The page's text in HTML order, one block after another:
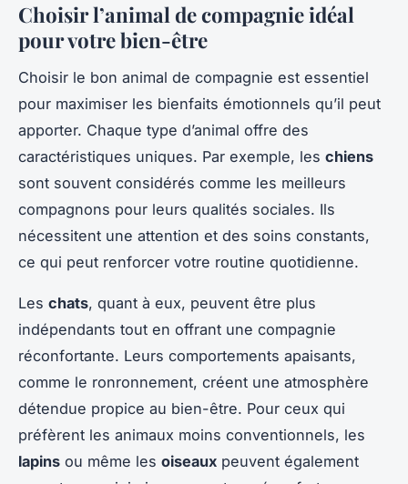
Choisir l’animal de compagnie idéal
pour votre bien-être
Choisir le bon animal de compagnie est essentiel
pour maximiser les bienfaits émotionnels qu’il peut
apporter. Chaque type d’animal offre des
caractéristiques uniques. Par exemple, les chiens
sont souvent considérés comme les meilleurs
compagnons pour leurs qualités sociales. Ils
nécessitent une attention et des soins constants,
ce qui peut renforcer votre routine quotidienne.
Les chats, quant à eux, peuvent être plus
indépendants tout en offrant une compagnie
réconfortante. Leurs comportements apaisants,
comme le ronronnement, créent une atmosphère
détendue propice au bien-être. Pour ceux qui
préfèrent les animaux moins conventionnels, les
lapins ou même les oiseaux peuvent également